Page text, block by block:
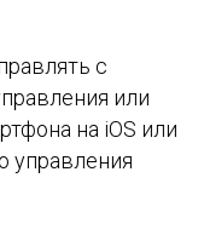
с
или
на iOS или
управления